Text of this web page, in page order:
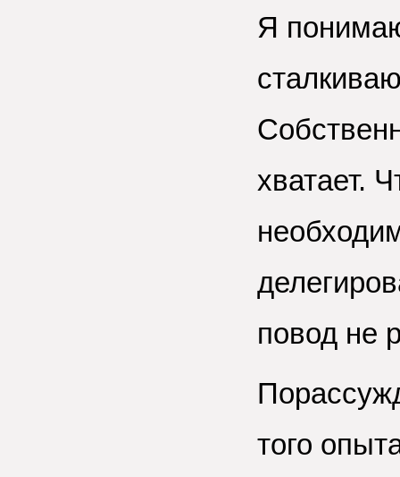
Я
хватает.
повод не
того